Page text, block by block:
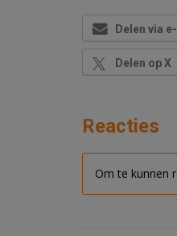
Delen via
Delen op X
Reacties
Om te kunnen